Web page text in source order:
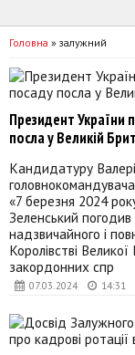
Головна » залужний
07.03.2024 14:31
Президент України
посла у Великій
Кандидатуру
«7 березня 2024
Зеленський
надзвичайного і
Королівстві Великої
закордонних спр